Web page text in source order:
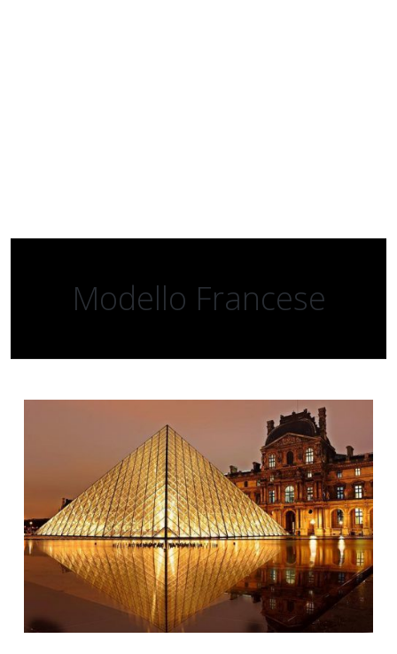
Modello Francese